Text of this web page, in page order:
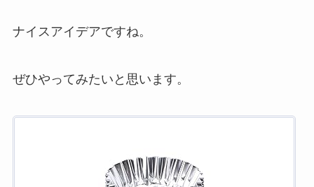
ナイスアイデアですね。
ぜひやってみたいと思います。